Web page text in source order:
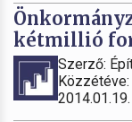
kétmillió
Szerző: